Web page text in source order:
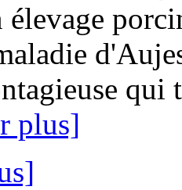
élevage
qui
plus]